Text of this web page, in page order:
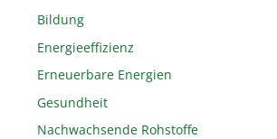
Bildung
Energieeffizienz
Erneuerbare Energien
Gesundheit
Nachwachsende Rohstoffe